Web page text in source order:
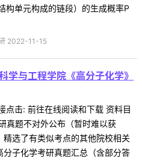
构单元构成的链段）的生成概率P
2022-11-15
与工程学院《高分子化学》
点击: 前往在线阅读和下载 资料目
真题不对外公布（暂时难以获
选了有类似考点的其他院校相关
子化学考研真题汇总（含部分答